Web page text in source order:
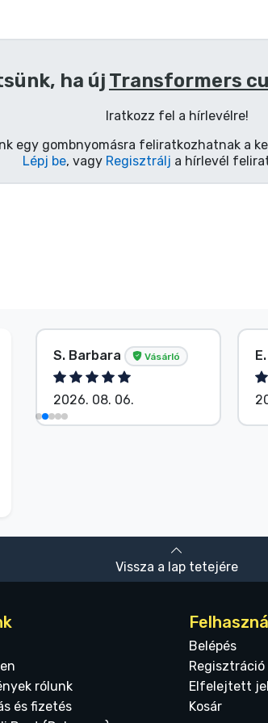
ha új Transformers
Iratkozz fel a hírlevélre!
egy gombnyomásra feliratkozhatnak a
Lépj be, vagy Regisztrálj a hírlevél
S. Barbara Vásárló
2026. 08. 06.
Vissza a lap tetejére
rólunk
és fizetés
Belépés
Regisztráció
Elfelejtett
Kosár